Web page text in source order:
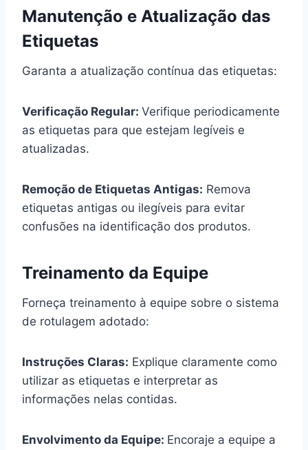
Manutenção e Atualização das
Etiquetas
Garanta a atualização contínua das etiquetas:
Verificação Regular: Verifique periodicamente
as etiquetas para que estejam legíveis e
atualizadas.
Remoção de Etiquetas Antigas: Remova
etiquetas antigas ou ilegíveis para evitar
confusões na identificação dos produtos.
Treinamento da Equipe
Forneça treinamento à equipe sobre o sistema
de rotulagem adotado:
Instruções Claras: Explique claramente como
utilizar as etiquetas e interpretar as
informações nelas contidas.
Envolvimento da Equipe: Encoraje a equipe a